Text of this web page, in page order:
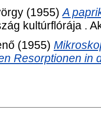
(1955)A
kultúrflórája .
(1955)
Resorptionen in